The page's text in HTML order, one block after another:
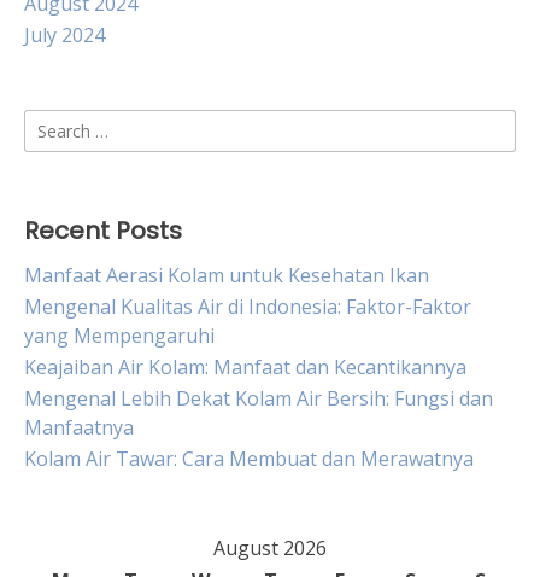
July 2024
Search
for:
Recent Posts
Manfaat Aerasi Kolam untuk Kesehatan Ikan
Mengenal Kualitas Air di Indonesia: Faktor-Faktor
yang Mempengaruhi
Keajaiban Air Kolam: Manfaat dan Kecantikannya
Mengenal Lebih Dekat Kolam Air Bersih: Fungsi dan
Manfaatnya
Kolam Air Tawar: Cara Membuat dan Merawatnya
August 2026